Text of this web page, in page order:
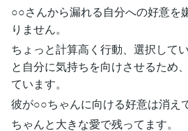
○○さんから漏れる自分への好意を
りません。
ちょっと計算高く行動、選択して
と自分に気持ちを向けさせるため
ています。
彼が○○ちゃんに向ける好意は消え
ちゃんと大きな愛で残ってます。